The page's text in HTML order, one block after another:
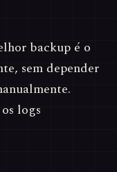
backup é o
sem depender
logs